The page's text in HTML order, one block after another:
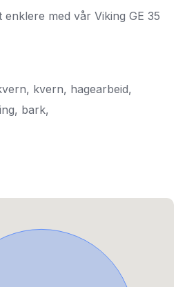
enklere med vår Viking GE 35
kvern, hagearbeid,
bark,